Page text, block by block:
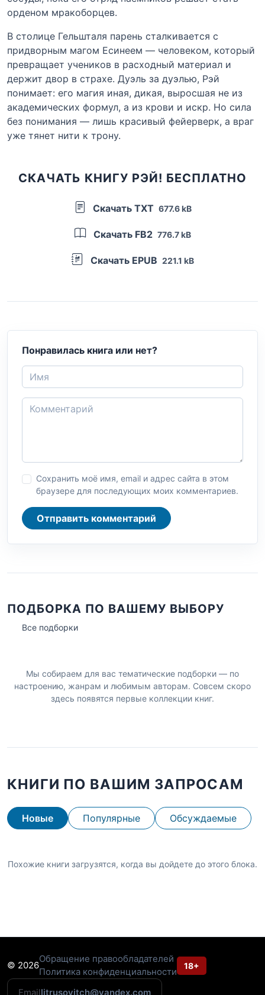
орденом мракоборцев.
В столице Гельшталя парень сталкивается с
придворным магом Есинеем — человеком, который
превращает учеников в расходный материал и
держит двор в страхе. Дуэль за дуэлью, Рэй
понимает: его магия иная, дикая, выросшая не из
академических формул, а из крови и искр. Но сила
без понимания — лишь красивый фейерверк, а враг
уже тянет нити к трону.
СКАЧАТЬ КНИГУ РЭЙ! БЕСПЛАТНО
Скачать TXT 677.6 kB
Скачать FB2 776.7 kB
Скачать EPUB 221.1 kB
Понравилась книга или нет?
Сохранить моё имя, email и адрес сайта в этом
браузере для последующих моих комментариев.
Отправить комментарий
ПОДБОРКА ПО ВАШЕМУ ВЫБОРУ
Все подборки
Мы собираем для вас тематические подборки — по
настроению, жанрам и любимым авторам. Совсем скоро
здесь появятся первые коллекции книг.
КНИГИ ПО ВАШИМ ЗАПРОСАМ
Новые Популярные Обсуждаемые
Похожие книги загрузятся, когда вы дойдете до этого блока.
© 2026
Обращение правообладателей
Политика конфиденциальности
18+
Emaillitrusovitch@yandex.com